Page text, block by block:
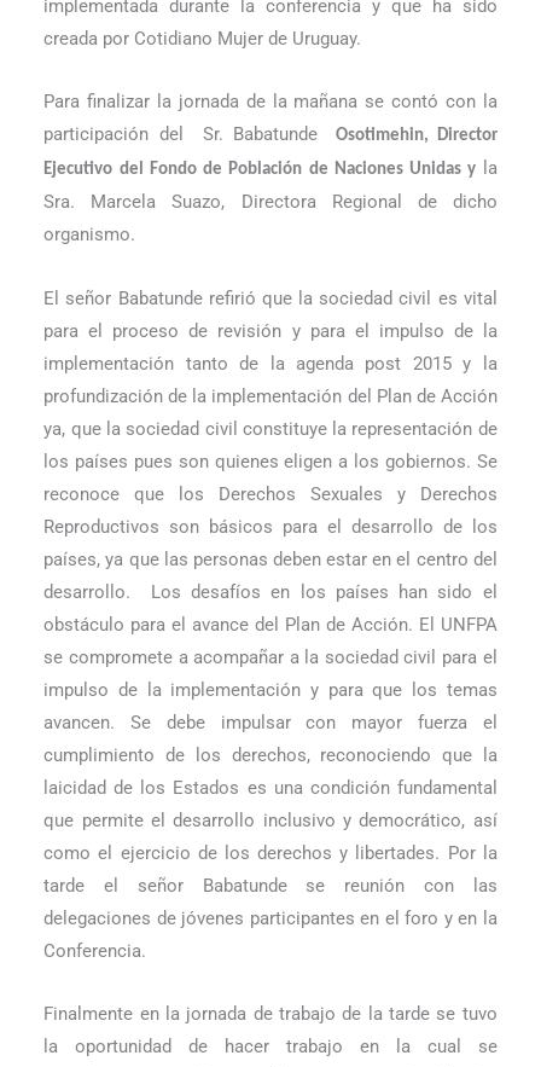
implementada durante la conferencia y que ha sido
creada por Cotidiano Mujer de Uruguay.
Para finalizar la jornada de la mañana se contó con la
participación del
Sr. Babatunde
Osotimehin, Director
Ejecutivo del Fondo de Población de Naciones Unidas y
la
Sra. Marcela Suazo, Directora Regional de dicho
organismo.
El señor Babatunde refirió que la sociedad civil es vital
para el proceso de revisión y para el impulso de la
implementación tanto de la agenda post 2015 y la
profundización de la implementación del Plan de Acción
ya, que la sociedad civil constituye la representación de
los países pues son quienes eligen a los gobiernos. Se
reconoce que los Derechos Sexuales y Derechos
Reproductivos son básicos para el desarrollo de los
países, ya que las personas deben estar en el centro del
desarrollo.
Los desafíos en los países han sido el
obstáculo para el avance del Plan de Acción. El UNFPA
se compromete a acompañar a la sociedad civil para el
impulso de la implementación y para que los temas
avancen. Se debe impulsar con mayor fuerza el
cumplimiento de los derechos, reconociendo que la
laicidad de los Estados es una condición fundamental
que permite el desarrollo inclusivo y democrático, así
como el ejercicio de los derechos y libertades. Por la
tarde el señor Babatunde se reunión con las
delegaciones de jóvenes participantes en el foro y en la
Conferencia.
Finalmente en la jornada de trabajo de la tarde se tuvo
la oportunidad de hacer trabajo en la cual se